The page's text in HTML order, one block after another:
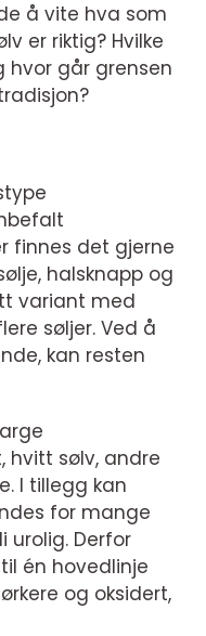
å vite hva som
er riktig? Hvilke
hvor går grensen
finnes det gjerne
halsknapp og
variant med
søljer. Ved å
kan resten
hvitt sølv, andre
I tillegg kan
for mange
urolig. Derfor
én hovedlinje
og oksidert,